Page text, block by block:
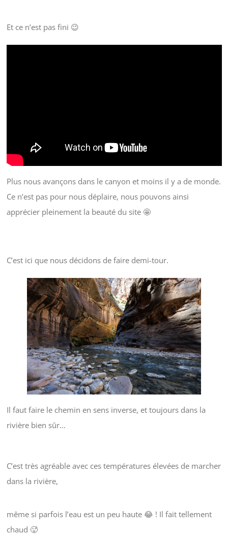
Et ce n’est pas fini 😉
Plus nous avançons dans le canyon et moins il y a de monde.
Ce n’est pas pour nous déplaire, nous pouvons ainsi
apprécier pleinement la beauté du site 🤩
C’est ici que nous décidons de faire demi-tour.
Il faut faire le chemin en sens inverse, et toujours dans la
rivière bien sûr…
C’est très agréable avec ces températures élevées de marcher
dans la rivière,
même si parfois l’eau est un peu haute 😂 ! Il fait tellement
chaud 🥵